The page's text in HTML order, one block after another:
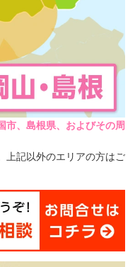
市、島根県、およびその周
上記以外のエリアの方はご